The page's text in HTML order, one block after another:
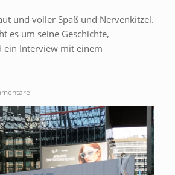
und voller Spaß und Nervenkitzel.
es um seine Geschichte,
ein Interview mit einem